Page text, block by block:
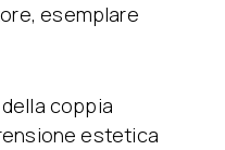
esemplare
coppia
estetica